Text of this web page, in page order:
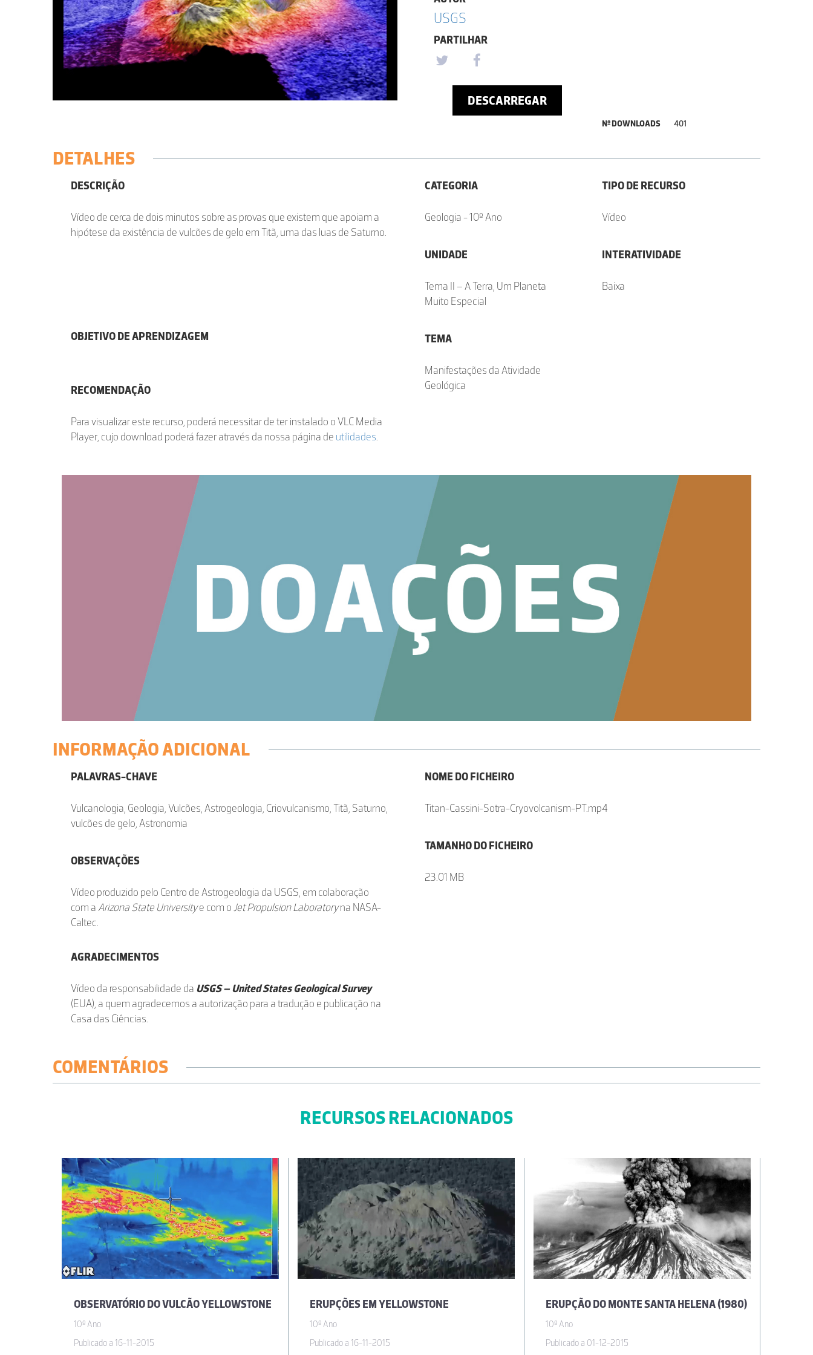
USGS
PARTILHAR
DESCARREGAR
Nº DOWNLOADS 401
DETALHES
DESCRIÇÃO
Vídeo de cerca de dois minutos sobre as provas que existem que apoiam a
hipótese da existência de vulcões de gelo em Titã, uma das luas de Saturno.
OBJETIVO DE APRENDIZAGEM
RECOMENDAÇÃO
Para visualizar este recurso, poderá necessitar de ter instalado o VLC Media
Player, cujo download poderá fazer através da nossa página de utilidades.
CATEGORIA
Geologia - 10º Ano
UNIDADE
Tema II – A Terra, Um Planeta
Muito Especial
TEMA
Manifestações da Atividade
Geológica
TIPO DE RECURSO
Vídeo
INTERATIVIDADE
Baixa
INFORMAÇÃO ADICIONAL
PALAVRAS-CHAVE
Vulcanologia, Geologia, Vulcões, Astrogeologia, Criovulcanismo, Titã, Saturno,
vulcões de gelo, Astronomia
OBSERVAÇÕES
Vídeo produzido pelo Centro de Astrogeologia da USGS, em colaboração
com aArizona State Universitye com oJet Propulsion Laboratoryna NASA-
Caltec.
AGRADECIMENTOS
Vídeo da responsabilidade da USGS – United States Geological Survey
(EUA), a quem agradecemos a autorização para a tradução e publicação na
Casa das Ciências.
NOME DO FICHEIRO
Titan-Cassini-Sotra-Cryovolcanism-PT.mp4
TAMANHO DO FICHEIRO
23.01 MB
COMENTÁRIOS
RECURSOS RELACIONADOS
OBSERVATÓRIO DO VULCÃO YELLOWSTONE
10º Ano
Publicado a 16-11-2015
ERUPÇÕES EM YELLOWSTONE
10º Ano
Publicado a 16-11-2015
ERUPÇÃO DO MONTE SANTA HELENA (1980)
10º Ano
Publicado a 01-12-2015